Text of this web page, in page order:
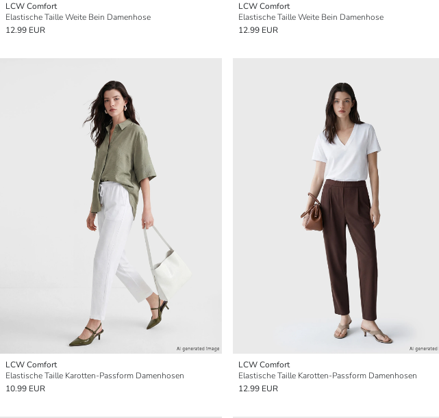
LCW Comfort
Elastische Taille Weite Bein Damenhose
12.99 EUR
LCW Comfort
Elastische Taille Weite Bein Damenhose
12.99 EUR
LCW Comfort
Elastische Taille Karotten-Passform Damenhosen
10.99 EUR
LCW Comfort
Elastische Taille Karotten-Passform Damenhosen
12.99 EUR